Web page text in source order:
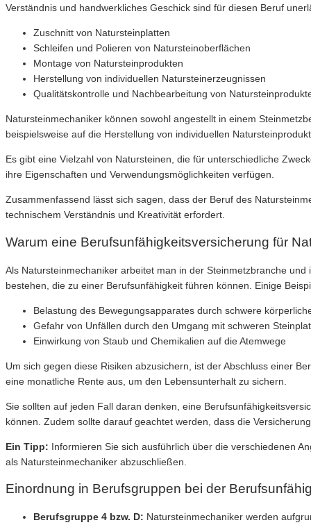
Verständnis und handwerkliches Geschick sind für diesen Beruf
Zuschnitt von Natursteinplatten
Schleifen und Polieren von Natursteinoberflächen
Montage von Natursteinprodukten
Herstellung von individuellen Natursteinerzeugnissen
Qualitätskontrolle und Nachbearbeitung von
Natursteinmechaniker können sowohl angestellt in einem
beispielsweise auf die Herstellung von individuellen
Es gibt eine Vielzahl von Natursteinen, die für unterschiedliche
ihre Eigenschaften und Verwendungsmöglichkeiten verfügen.
Zusammenfassend lässt sich sagen, dass der Beruf des
technischem Verständnis und Kreativität erfordert.
Warum eine Berufsunfähigkeitsversicherung für
Als Natursteinmechaniker arbeitet man in der Steinmetzbranche
bestehen, die zu einer Berufsunfähigkeit führen können. Einige
Belastung des Bewegungsapparates durch schwere
Gefahr von Unfällen durch den Umgang mit schweren
Einwirkung von Staub und Chemikalien auf die Atemwege
Um sich gegen diese Risiken abzusichern, ist der Abschluss einer
eine monatliche Rente aus, um den Lebensunterhalt zu sichern.
Sie sollten auf jeden Fall daran denken, eine
können. Zudem sollte darauf geachtet werden, dass die
Ein Tipp: Informieren Sie sich ausführlich über die verschiedenen
als Natursteinmechaniker abzuschließen.
Einordnung in Berufsgruppen bei der
Berufsgruppe 4 bzw. D: Natursteinmechaniker werden